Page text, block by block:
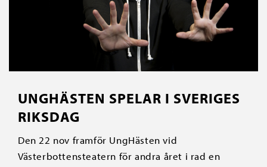
UNGHÄSTEN SPELAR I SVERIGES
RIKSDAG
Den 22 nov framför UngHästen vid
Västerbottensteatern för andra året i rad en